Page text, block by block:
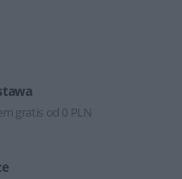
gratis od 0 PLN